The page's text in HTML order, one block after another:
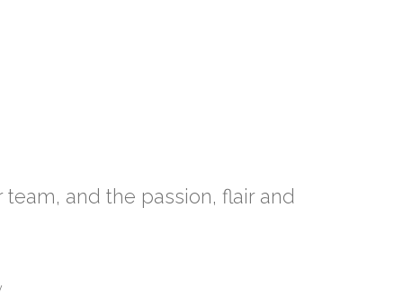
and the passion, flair and